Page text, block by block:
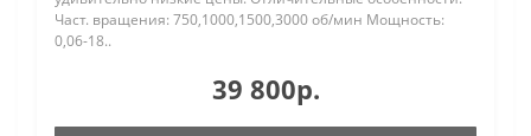
Част. вращения: 750,1000,1500,3000 об/мин Мощность:
0,06-18..
39 800р.